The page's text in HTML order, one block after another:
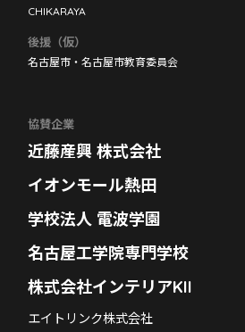
CHIKARAYA
後援（仮）
名古屋市・名古屋市教育委員会
協賛企業
近藤産興 株式会社
イオンモール熱田
学校法人 電波学園
名古屋工学院専門学校
株式会社インテリアKII
エイトリンク株式会社